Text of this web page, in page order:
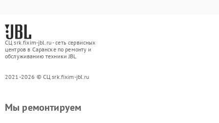
СЦ srk.fixim-jbl.ru - сеть сервисных
центров в Саранске по ремонту и
обслуживанию техники JBL
2021-2026 © СЦ srk.fixim-jbl.ru
Мы ремонтируем